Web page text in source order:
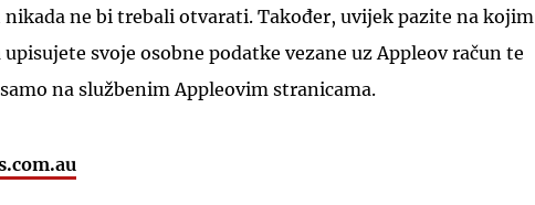
ne bi trebali otvarati. Također, uvijek pazite na kojim
svoje osobne podatke vezane uz Appleov račun te
na službenim Appleovim stranicama.